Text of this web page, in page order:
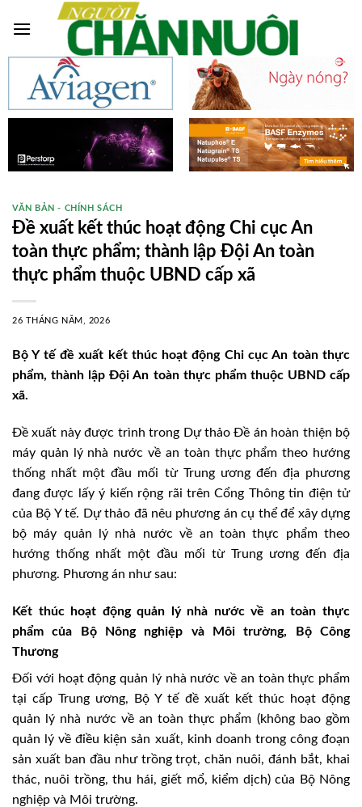
VĂN BẢN - CHÍNH SÁCH
Đề xuất kết thúc hoạt động Chi cục An
toàn thực phẩm; thành lập Đội An toàn
thực phẩm thuộc UBND cấp xã
26 THÁNG NĂM, 2026
Bộ Y tế đề xuất kết thúc hoạt động Chi cục An toàn thực
phẩm, thành lập Đội An toàn thực phẩm thuộc UBND cấp
xã.
Đề xuất này được trình trong Dự thảo Đề án hoàn thiện bộ
máy quản lý nhà nước về an toàn thực phẩm theo hướng
thống nhất một đầu mối từ Trung ương đến địa phương
đang được lấy ý kiến rộng rãi trên Cổng Thông tin điện tử
của Bộ Y tế. Dự thảo đã nêu phương án cụ thể để xây dựng
bộ máy quản lý nhà nước về an toàn thực phẩm theo
hướng thống nhất một đầu mối từ Trung ương đến địa
phương. Phương án như sau:
Kết thúc hoạt động quản lý nhà nước về an toàn thực
phẩm của Bộ Nông nghiệp và Môi trường, Bộ Công
Thương
Đối với hoạt động quản lý nhà nước về an toàn thực phẩm
tại cấp Trung ương, Bộ Y tế đề xuất kết thúc hoạt động
quản lý nhà nước về an toàn thực phẩm (không bao gồm
quản lý về điều kiện sản xuất, kinh doanh trong công đoạn
sản xuất ban đầu như trồng trọt, chăn nuôi, đánh bắt, khai
thác, nuôi trồng, thu hái, giết mổ, kiểm dịch) của Bộ Nông
nghiệp và Môi trường.